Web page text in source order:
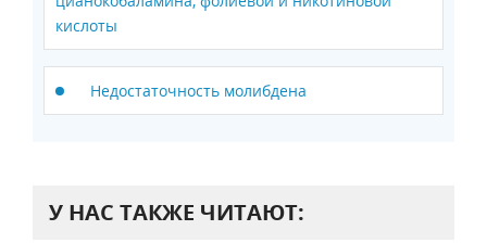
кислоты
Недостаточность молибдена
У НАС ТАКЖЕ ЧИТАЮТ: